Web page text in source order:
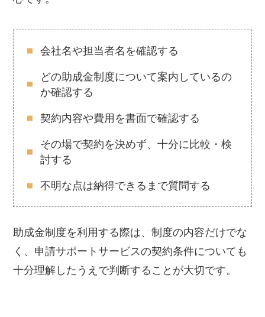
会社名や担当者名を確認する
どの助成金制度について案内しているの
か確認する
契約内容や費用を書面で確認する
その場で契約を決めず、十分に比較・検
討する
不明な点は納得できるまで質問する
助成金制度を利用する際は、制度の内容だけでな
く、申請サポートサービスの契約条件についても
十分理解したうえで判断することが大切です。